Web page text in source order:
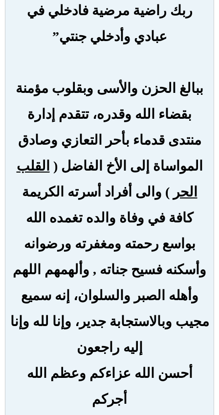
ربك راضية مرضية فادخلي في
عبادي وأدخلي جنتي”
ببالغ الحزن و الأسى وبقلوب مؤمنة
بقضاء الله وقدره، تتقدم إدارة
منتدى قدماء بأحر التعازي وصادق
المواساة إلى الأخ الفاضل ( القلب
الحر ) والى أفراد أسرته الكريمة
كافة في وفاة والده تغمده الله
بواسع رحمته ومغفرته ورضوانه
وأسكنه فسيح جناته , وألهمهم اللهم
وأهله الصبر والسلوان، إنه سميع
مجيب وبالاستجابة جدير، وإنا لله وإنا
إليه راجعون
أحسن الله عزاءكم وعظم الله
أجركم